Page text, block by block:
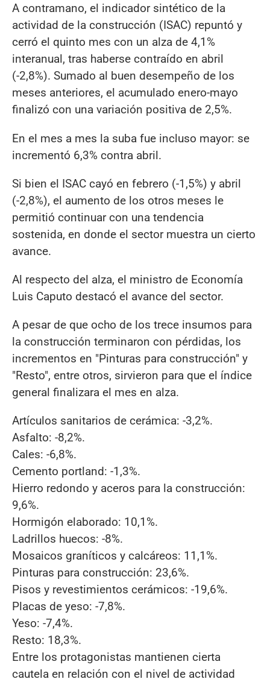
A contramano, el indicador sintético de la
actividad de la construcción (ISAC) repuntó y
cerró el quinto mes con un alza de 4,1%
interanual, tras haberse contraído en abril
(-2,8%). Sumado al buen desempeño de los
meses anteriores, el acumulado enero-mayo
finalizó con una variación positiva de 2,5%.
En el mes a mes la suba fue incluso mayor: se
incrementó 6,3% contra abril.
Si bien el ISAC cayó en febrero (-1,5%) y abril
(-2,8%), el aumento de los otros meses le
permitió continuar con una tendencia
sostenida, en donde el sector muestra un cierto
avance.
Al respecto del alza, el ministro de Economía
Luis Caputo destacó el avance del sector.
A pesar de que ocho de los trece insumos para
la construcción terminaron con pérdidas, los
incrementos en "Pinturas para construcción" y
"Resto", entre otros, sirvieron para que el índice
general finalizara el mes en alza.
Artículos sanitarios de cerámica: -3,2%.
Asfalto: -8,2%.
Cales: -6,8%.
Cemento portland: -1,3%.
Hierro redondo y aceros para la construcción:
9,6%.
Hormigón elaborado: 10,1%.
Ladrillos huecos: -8%.
Mosaicos graníticos y calcáreos: 11,1%.
Pinturas para construcción: 23,6%.
Pisos y revestimientos cerámicos: -19,6%.
Placas de yeso: -7,8%.
Yeso: -7,4%.
Resto: 18,3%.
Entre los protagonistas mantienen cierta
cautela en relación con el nivel de actividad